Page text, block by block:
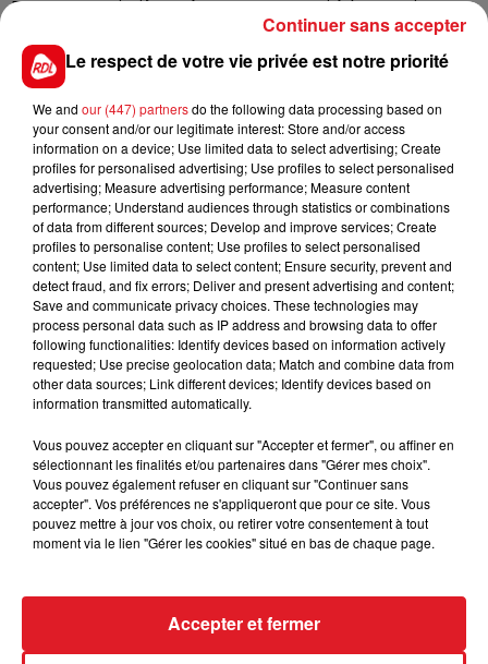
Bruay-La-Buissière, récemment parti à la retraite.
Une enquête a été ouverte pour déterminer les
circonstances de l’incendie.
FIL D'ACTUS
15 juillet 2026
BÉTHUNE: ENQUÊTE POUR HOMICIDE
VOLONTAIRE EN COURS, APRÈS LA...
Selon les premiers éléments, le logement servait
à des prostituées
Le respect de votre vie privée est notre priorité
We and our (447) partnersdo the following data processing based on
your consent and/or our legitimate interest: Store and/or access
information on a device; Use limited data to select advertising; Create
profiles for personalised advertising; Use profiles to select personalised
advertising; Measure advertising performance; Measure content
performance; Understand audiences through statistics or combinations
of data from different sources; Develop and improve services; Create
profiles to personalise content; Use profiles to select personalised
content; Use limited data to select content; Ensure security, prevent and
detect fraud, and fix errors; Deliver and present advertising and content;
Save and communicate privacy choices. These technologies may
process personal data such as IP address and browsing data to offer
following functionalities: Identify devices based on information actively
requested; Use precise geolocation data; Match and combine data from
other data sources; Link different devices; Identify devices based on
information transmitted automatically.
Vous pouvez accepter en cliquant sur "Accepter et fermer", ou affiner en
sélectionnant les finalités et/ou partenaires dans "Gérer mes choix".
Vous pouvez également refuser en cliquant sur "Continuer sans
accepter". Vos préférences ne s'appliqueront que pour ce site. Vous
pouvez mettre à jour vos choix, ou retirer votre consentement à tout
moment via le lien "Gérer les cookies" situé en bas de chaque page.
Accepter et fermer
Continuer sans accepter